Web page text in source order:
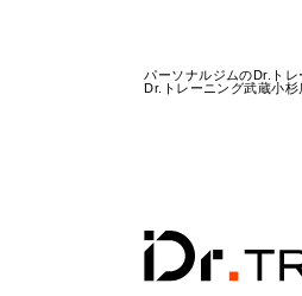
パーソナルジムのDr.トレ
Dr.トレーニング武蔵小杉